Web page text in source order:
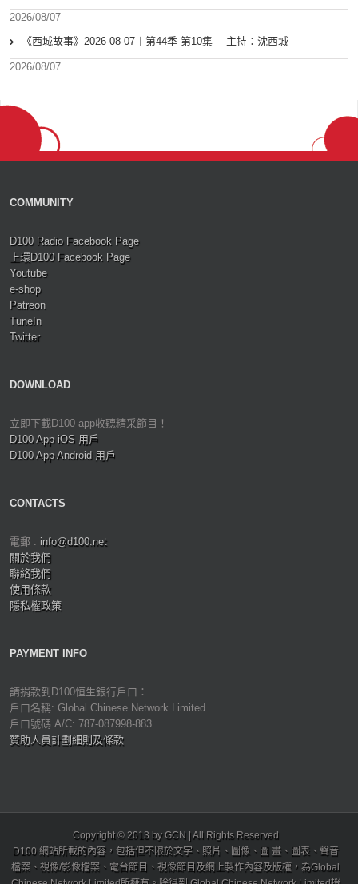
2026/08/07
《西城故事》2026-08-07︱第44季 第10集 ︱主持：沈西城
2026/08/07
COMMUNITY
D100 Radio Facebook Page
上環D100 Facebook Page
Youtube
e-shop
Patreon
TuneIn
Twitter
DOWNLOAD
立即下載D100 app收聽精采節目！
D100 App iOS 用戶
D100 App Android 用戶
CONTACTS
電郵 : info@d100.net
關於我們
聯絡我們
使用條款
隱私權政策
PAYMENT INFO
請捐款到D100恒生銀行戶口：
戶口名稱: Global Chinese Network Limited
戶口號碼 A/C: 787-087998-883
贊助人員計劃細則及條款
Copyright © 2013 by GCN | All Rights Reserved
D100 網站所載的內容，包括但不限於文字、照片、圖像、圖 畫、圖表、聲音
檔案、視像/影像檔案、電台節目、視像節目及網上製作內容及版權，為Global